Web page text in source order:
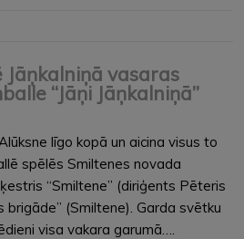
Jāņkalniņā vasaras
“Jāņi Jāņkalniņā”
līgo kopā un aicina visus to
spēlēs Smiltenes novada
“Smiltene” (diriģents Pēteris
brigāde” (Smiltene). Garda svētku
visa vakara garumā….